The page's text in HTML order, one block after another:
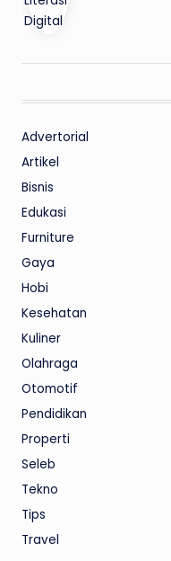
Advertorial
Artikel
Bisnis
Edukasi
Furniture
Gaya
Hobi
Kesehatan
Kuliner
Olahraga
Otomotif
Pendidikan
Properti
Seleb
Tekno
Tips
Travel